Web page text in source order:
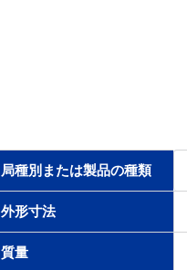
局種別または製品の種類
外形寸法
質量